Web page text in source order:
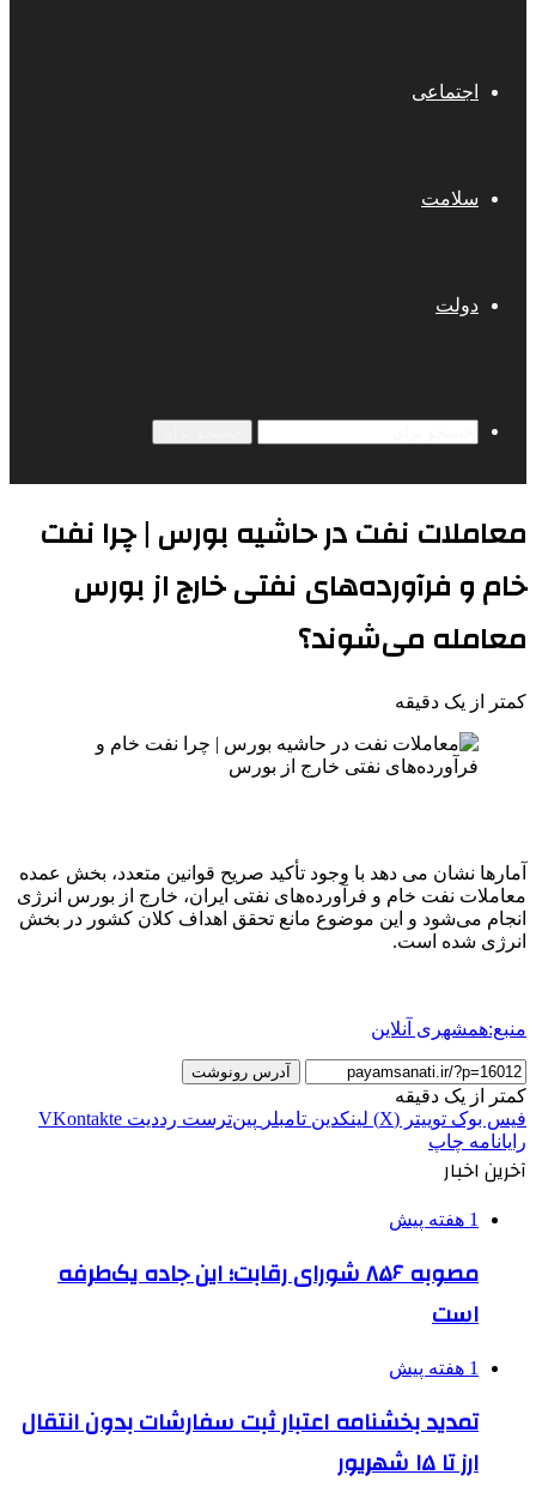
اجتماعی
سلامت
دولت
معاملات نفت در حاشیه بورس | چرا نفت
خام و فرآورده‌های نفتی خارج از بورس
معامله می‌شوند؟
کمتر از یک دقیقه
آمارها نشان می دهد با وجود تأکید صریح قوانین متعدد، بخش عمده
معاملات نفت خام و فرآورده‌های نفتی ایران، خارج از بورس انرژی
انجام می‌شود و این موضوع مانع تحقق اهداف کلان کشور در بخش
انرژی شده است.
منبع:همشهری آنلاین
آدرس رونوشت
کمتر از یک دقیقه
فیس بوک توییتر (X) لینکدین ‫تامبلر ‫پین‌ترست ‫رددیت ‫VKontakte
رایانامه چاپ
آخرین اخبار
1 هفته پیش
مصوبه ۸۵۶ شورای رقابت؛ این جاده یک‌طرفه
است
1 هفته پیش
تمدید بخشنامه اعتبار ثبت سفارشات بدون انتقال
ارز تا ۱۵ شهریور